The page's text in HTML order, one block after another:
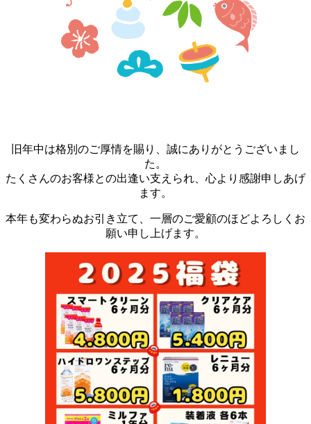
旧年中は格別のご厚情を賜り、誠にありがとうございまし
た。
たくさんのお客様との出逢い支えられ、心より感謝申しあげ
ます。
本年も変わらぬお引き立て、一層のご愛顧のほどよろしくお
願い申し上げます。